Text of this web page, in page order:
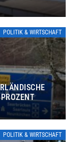
POLITIK & WIRTSCHAFT
POLITIK & WIRTSCHAFT